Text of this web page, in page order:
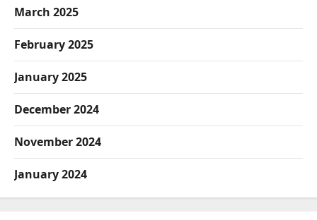
March 2025
February 2025
January 2025
December 2024
November 2024
January 2024